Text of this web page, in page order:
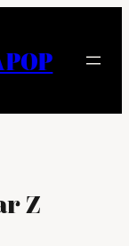
Z